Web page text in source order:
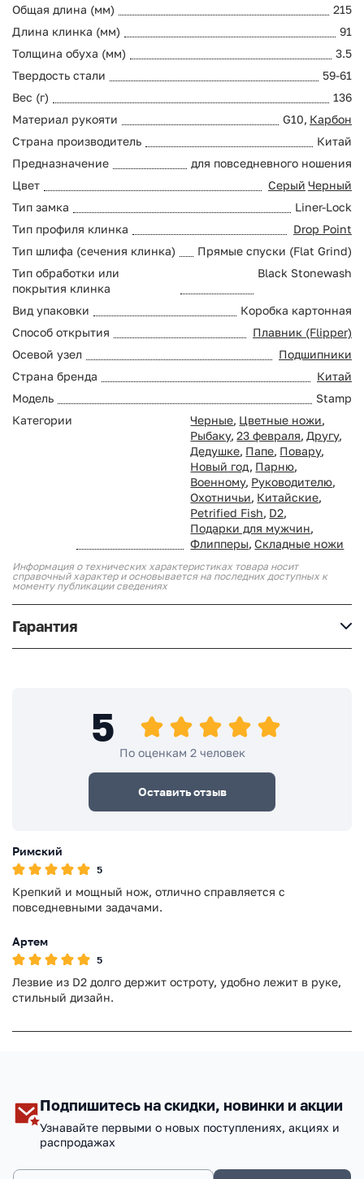
Общая длина (мм)
215
Длина клинка (мм)
91
Толщина обуха (мм)
3.5
Твердость стали
59-61
Вес (г)
136
Материал рукояти
G10, Карбон
Страна производитель
Китай
Предназначение
для повседневного ношения
Цвет
Серый Черный
Тип замка
Liner-Lock
Тип профиля клинка
Drop Point
Тип шлифа (сечения клинка)
Прямые спуски (Flat Grind)
Тип обработки или
покрытия клинка
Black Stonewash
Вид упаковки
Коробка картонная
Способ открытия
Плавник (Flipper)
Осевой узел
Подшипники
Страна бренда
Китай
Модель
Stamp
Категории
Черные, Цветные ножи,
Рыбаку, 23 февраля, Другу,
Дедушке, Папе, Повару,
Новый год, Парню,
Военному, Руководителю,
Охотничьи, Китайские,
Petrified Fish, D2,
Подарки для мужчин,
Флипперы, Складные ножи
Информация о технических характеристиках товара носит
справочный характер и основывается на последних доступных к
моменту публикации сведениях
Гарантия
5
По оценкам 2 человек
Оставить отзыв
Римский
5
Крепкий и мощный нож, отлично справляется с
повседневными задачами.
Артем
5
Лезвие из D2 долго держит остроту, удобно лежит в руке,
стильный дизайн.
Подпишитесь на скидки, новинки и акции
Узнавайте первыми о новых поступлениях, акциях и
распродажах